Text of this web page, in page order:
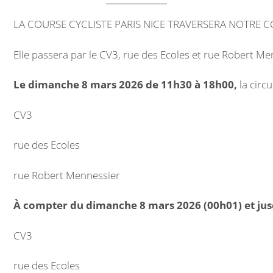
Marchés publics
Aux alentours
LA COURSE CYCLISTE PARIS NICE TRAVERSERA
Elle passera par le CV3, rue des Ecoles et rue Robert
Le dimanche 8 mars 2026 de 11h30 à 18h00, la
CV3
rue des Ecoles
rue Robert Mennessier
À compter du dimanche 8 mars 2026 (00h01) et
CV3
rue des Ecoles